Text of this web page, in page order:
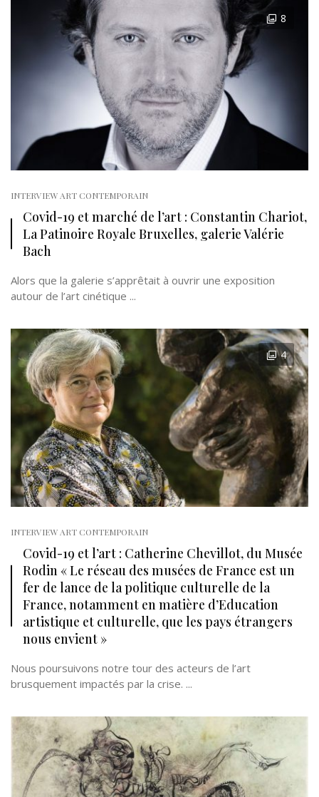
8
INTERVIEW ART CONTEMPORAIN
Covid-19 et marché de l’art : Constantin Chariot,
La Patinoire Royale Bruxelles, galerie Valérie
Bach
Alors que la galerie s’apprêtait à ouvrir une exposition
autour de l’art cinétique ...
4
INTERVIEW ART CONTEMPORAIN
Covid-19 et l’art : Catherine Chevillot, du Musée
Rodin « Le réseau des musées de France est un
fer de lance de la politique culturelle de la
France, notamment en matière d’Education
artistique et culturelle, que les pays étrangers
nous envient »
Nous poursuivons notre tour des acteurs de l’art
brusquement impactés par la crise. ...